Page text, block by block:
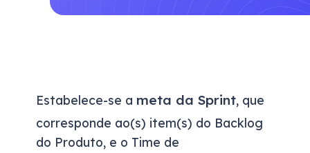
Estabelece-se a meta da Sprint, que
corresponde ao(s) item(s) do Backlog
do Produto, e o Time de